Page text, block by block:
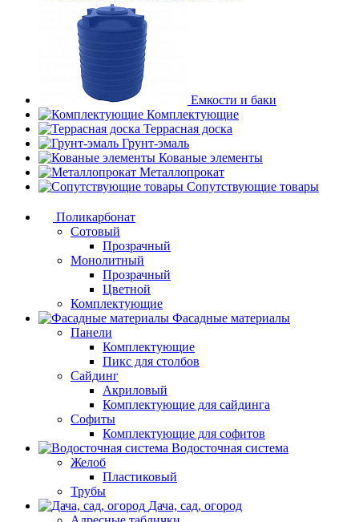
Емкости и баки
Комплектующие
Террасная доска
Грунт-эмаль
Кованые элементы
Металлопрокат
Сопутствующие товары
Поликарбонат
Сотовый
Прозрачный
Монолитный
Прозрачный
Цветной
Комплектующие
Фасадные материалы
Панели
Комплектующие
Пикс для столбов
Сайдинг
Акриловый
Комплектующие для сайдинга
Софиты
Комплектующие для софитов
Водосточная система
Желоб
Пластиковый
Трубы
Дача, сад, огород